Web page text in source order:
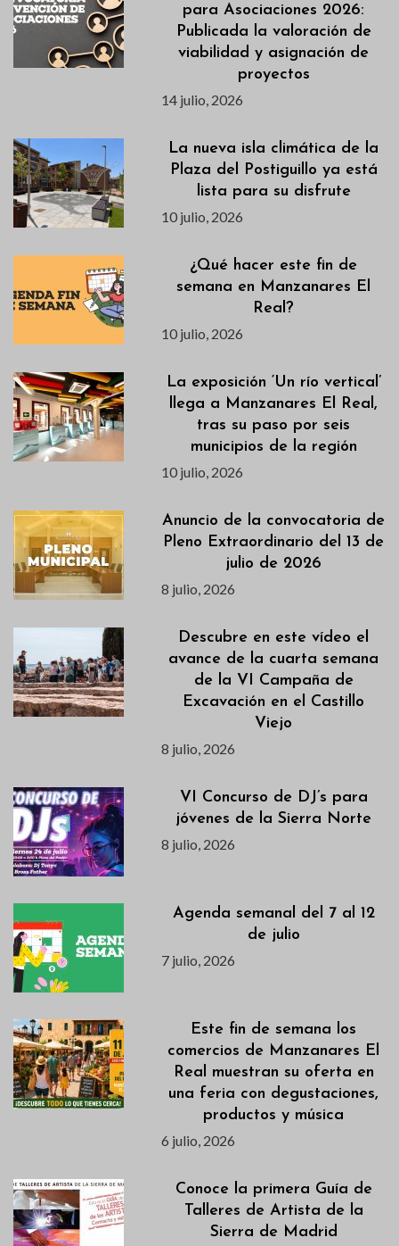
para Asociaciones 2026:
Publicada la valoración de
viabilidad y asignación de
proyectos
14 julio, 2026
La nueva isla climática de la
Plaza del Postiguillo ya está
lista para su disfrute
10 julio, 2026
¿Qué hacer este fin de
semana en Manzanares El
Real?
10 julio, 2026
La exposición ‘Un río vertical’
llega a Manzanares El Real,
tras su paso por seis
municipios de la región
10 julio, 2026
Anuncio de la convocatoria de
Pleno Extraordinario del 13 de
julio de 2026
8 julio, 2026
Descubre en este vídeo el
avance de la cuarta semana
de la VI Campaña de
Excavación en el Castillo
Viejo
8 julio, 2026
VI Concurso de DJ’s para
jóvenes de la Sierra Norte
8 julio, 2026
Agenda semanal del 7 al 12
de julio
7 julio, 2026
Este fin de semana los
comercios de Manzanares El
Real muestran su oferta en
una feria con degustaciones,
productos y música
6 julio, 2026
Conoce la primera Guía de
Talleres de Artista de la
Sierra de Madrid